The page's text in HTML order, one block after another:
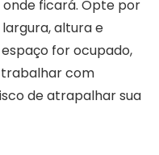
ficará. Opte por
altura e
for ocupado,
com
de atrapalhar sua